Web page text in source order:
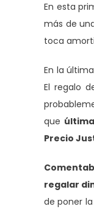
En esta
más de
toca
En la
El regalo
que
Precio
regalar
de poner